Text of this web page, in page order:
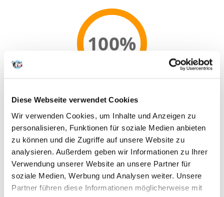
Diese Webseite verwendet Cookies
Wir verwenden Cookies, um Inhalte und Anzeigen zu
personalisieren, Funktionen für soziale Medien anbieten
zu können und die Zugriffe auf unsere Website zu
analysieren. Außerdem geben wir Informationen zu Ihrer
Verwendung unserer Website an unsere Partner für
soziale Medien, Werbung und Analysen weiter. Unsere
Partner führen diese Informationen möglicherweise mit
100%
Recommend
REZENSION VERFASSEN
Produktbeschreibung
FRUITEES frisches Geflügel & Mango sind wohlschmeckende, saftige
Knöchelchen mit 20 % frischem Geflügel zur gesunden Belohnung und
für das optimale Training Ihres Hundes zu jeder Gelegenheit. Mango
enthält wertvolle Ballaststoffe und natürliche antioxidativ wirkende
Pflanzenstoffe. FRUITEES mit Mango wird mit einer Restfeuchte von 28